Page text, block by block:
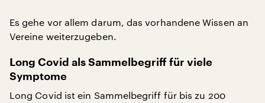
Es gehe vor allem darum, das vorhandene Wissen an
Vereine weiterzugeben.
Long Covid als Sammelbegriff für viele
Symptome
Long Covid ist ein Sammelbegriff für bis zu 200